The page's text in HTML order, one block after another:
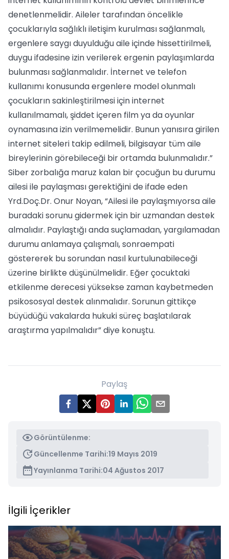
denetlenmelidir. Aileler tarafından öncelikle
çocuklarıyla sağlıklı iletişim kurulması sağlanmalı,
ergenlere saygı duyulduğu aile içinde hissettirilmeli,
duygu ifadesine izin verilerek ergenin paylaşımlarda
bulunması sağlanmalıdır. İnternet ve telefon
kullanımı konusunda ergenlere model olunmalı
çocukların sakinleştirilmesi için internet
kullanılmamalı, şiddet içeren film ya da oyunlar
oynamasına izin verilmemelidir. Bunun yanısıra girilen
internet siteleri takip edilmeli, bilgisayar tüm aile
bireylerinin görebileceği bir ortamda bulunmalıdır.”
Siber zorbalığa maruz kalan bir çocuğun bu durumu
ailesi ile paylaşması gerektiğini de ifade eden
Yrd.Doç.Dr. Onur Noyan, “Ailesi ile paylaşmıyorsa aile
buradaki sorunu gidermek için bir uzmandan destek
almalıdır. Paylaştığı anda suçlamadan, yargılamadan
durumu anlamaya çalışmalı, sonraempati
göstererek bu sorundan nasıl kurtulunabileceği
üzerine birlikte düşünülmelidir. Eğer çocuktaki
etkilenme derecesi yüksekse zaman kaybetmeden
psikososyal destek alınmalıdır. Sorunun gittikçe
büyüdüğü vakalarda hukuki süreç başlatılarak
araştırma yapılmalıdır” diye konuştu.
Paylaş
Görüntülenme:
Güncellenme Tarihi:19 Mayıs 2019
Yayınlanma Tarihi:04 Ağustos 2017
İlgili İçerikler